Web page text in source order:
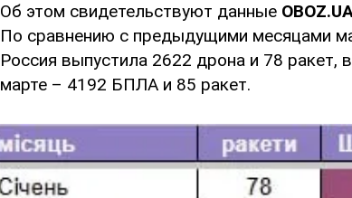
Об этом свидетельствуют данные
По сравнению с предыдущими месяцами
Россия выпустила 2622 дрона и 78
марте – 4192 БПЛА и 85 ракет.